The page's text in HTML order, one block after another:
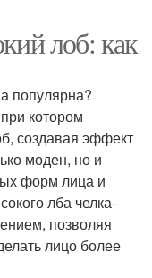
лоб: как
популярна?
котором
создавая эффект
моден, но и
форм лица и
лба челка-
позволяя
лицо более